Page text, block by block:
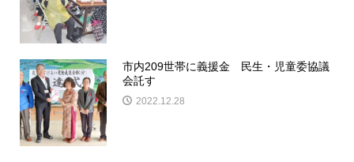
市内209世帯に義援金 民生・児童委協議
会託す
2022.12.28